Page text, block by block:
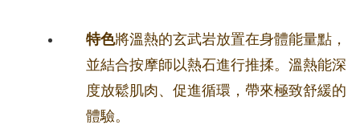
特色將溫熱的玄武岩放置在身體能量點，
並結合按摩師以熱石進行推揉。溫熱能深
度放鬆肌肉、促進循環，帶來極致舒緩的
體驗。